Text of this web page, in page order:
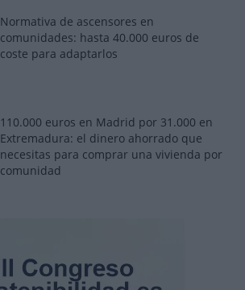
Normativa de ascensores en
comunidades: hasta 40.000 euros de
coste para adaptarlos
110.000 euros en Madrid por 31.000 en
Extremadura: el dinero ahorrado que
necesitas para comprar una vivienda por
comunidad